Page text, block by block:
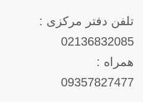
تلفن دفتر مرکزی :
02136832085
همراه :
09357827477